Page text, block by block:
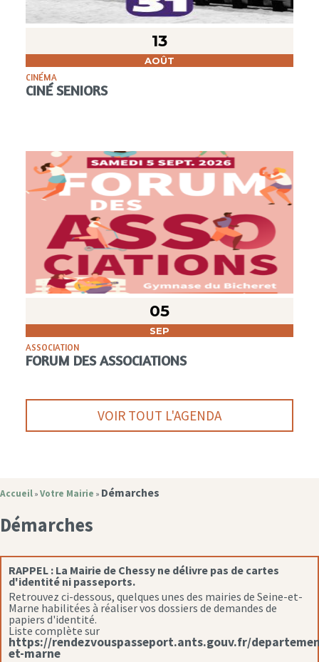
13
AOÛT
CINÉMA
CINÉ SENIORS
05
SEP
ASSOCIATION
FORUM DES ASSOCIATIONS
VOIR TOUT L'AGENDA
Accueil » Votre Mairie » Démarches
Démarches
RAPPEL : La Mairie de Chessy ne délivre pas de cartes
d'identité ni passeports.
Retrouvez ci-dessous, quelques unes des mairies de Seine-et-
Marne habilitées à réaliser vos dossiers de demandes de
papiers d'identité.
Liste complète sur
https://rendezvouspasseport.ants.gouv.fr/
et-marne